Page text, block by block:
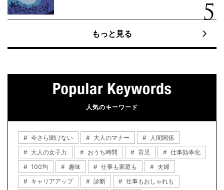
もっと見る
人気のキーワード
今さら聞けない 大人のマナー
人間関係
大人の女子力
おうち時間 育児
仕事効率化
100均
趣味 仕事も家庭も
夫婦
キャリアアップ
診断
仕事もおしゃれも